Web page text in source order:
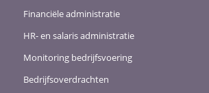
Financiële administratie
HR- en salaris administratie
Monitoring bedrijfsvoering
Bedrijfsoverdrachten